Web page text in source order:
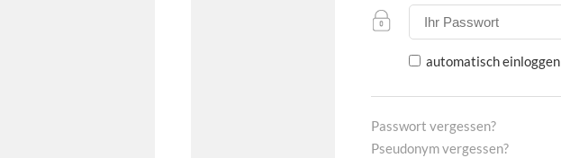
automatisch einloggen
Passwort vergessen?
Pseudonym vergessen?